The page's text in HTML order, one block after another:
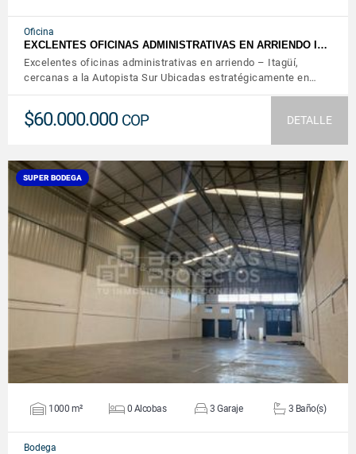
Oficina
EXCLENTES OFICINAS ADMINISTRATIVAS EN ARRIENDO I…
Excelentes oficinas administrativas en arriendo – Itagüí,
cercanas a la Autopista Sur Ubicadas estratégicamente en…
$60.000.000 COP DETALLE
SUPER BODEGA
VER DETALLES
1000 m² 0 Alcobas 3 Garaje 3 Baño(s)
Bodega